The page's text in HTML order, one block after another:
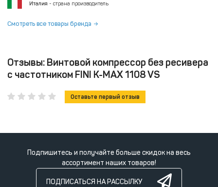
Италия - страна производитель
Смотреть все товары бренда
Отзывы: Винтовой компрессор без ресивера
с частотником FINI K-MAX 1108 VS
Оставьте первый отзыв
Подпишитесь и получайте больше скидок на весь
ассортимент наших товаров!
ПОДПИСАТЬСЯ НА РАССЫЛКУ